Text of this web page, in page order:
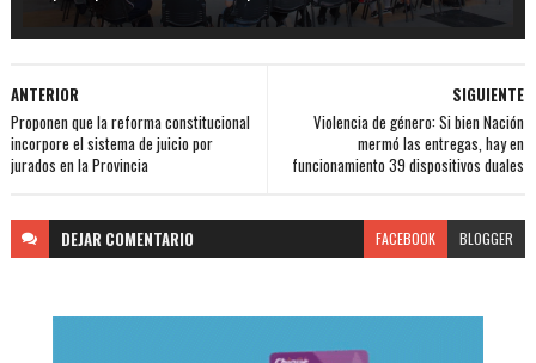
SIGUIENTE
Violencia de género: Si bien Nación
mermó las entregas, hay en
funcionamiento 39 dispositivos duales
ANTERIOR
Proponen que la reforma constitucional
incorpore el sistema de juicio por
jurados en la Provincia
DEJAR COMENTARIO FACEBOOK BLOGGER